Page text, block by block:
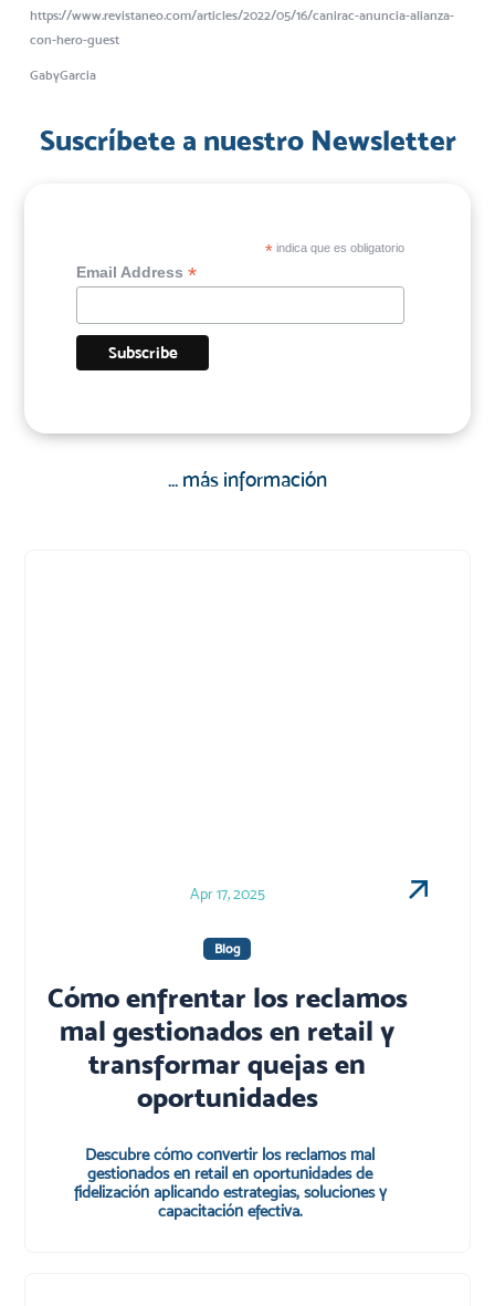
https://www.revistaneo.com/articles/2022/05/16/canirac-anuncia-alianza-
con-hero-guest
GabyGarcia
Suscríbete a nuestro Newsletter
* indica que es obligatorio
Email Address*
... más información
Apr 17, 2025
Blog
Cómo enfrentar los reclamos
mal gestionados en retail y
transformar quejas en
oportunidades
Descubre cómo convertir los reclamos mal
gestionados en retail en oportunidades de
fidelización aplicando estrategias, soluciones y
capacitación efectiva.